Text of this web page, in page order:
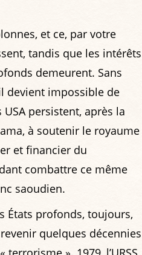
et ce, par votre
tandis que les intérêts
demeurent. Sans
devient impossible de
persistent, après la
à soutenir le royaume
et financier du
combattre ce même
saoudien.
États profonds, toujours,
quelques décennies